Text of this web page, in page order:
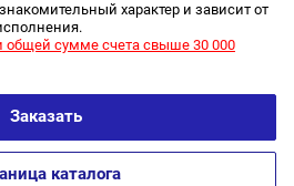
характер и зависит от
общей сумме счета свыше 30 000
Заказать
каталога